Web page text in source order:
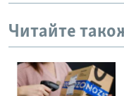
Читайте